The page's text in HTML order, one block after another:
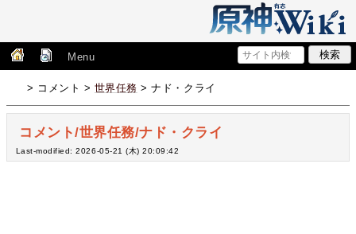
Menu
> コメント > 世界任務 > ナド・クライ
コメント/世界任務/ナド・クライ
Last-modified: 2026-05-21 (木) 20:09:42